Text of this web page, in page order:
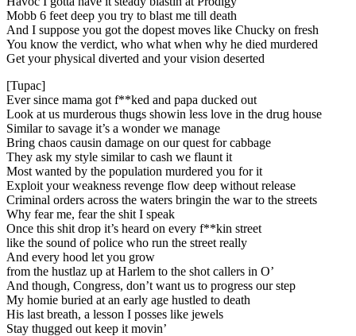
Mobb 6 feet deep you try to blast me till death
And I suppose you got the dopest moves like Chucky on fresh
You know the verdict, who what when why he died murdered
Get your physical diverted and your vision deserted
[Tupac]
Ever since mama got f**ked and papa ducked out
Look at us murderous thugs showin less love in the drug house
Similar to savage it’s a wonder we manage
Bring chaos causin damage on our quest for cabbage
They ask my style similar to cash we flaunt it
Most wanted by the population murdered you for it
Exploit your weakness revenge flow deep without release
Criminal orders across the waters bringin the war to the streets
Why fear me, fear the shit I speak
Once this shit drop it’s heard on every f**kin street
like the sound of police who run the street really
And every hood let you grow
from the hustlaz up at Harlem to the shot callers in O’
And though, Congress, don’t want us to progress our step
My homie buried at an early age hustled to death
His last breath, a lesson I posses like jewels
Stay thugged out keep it movin’